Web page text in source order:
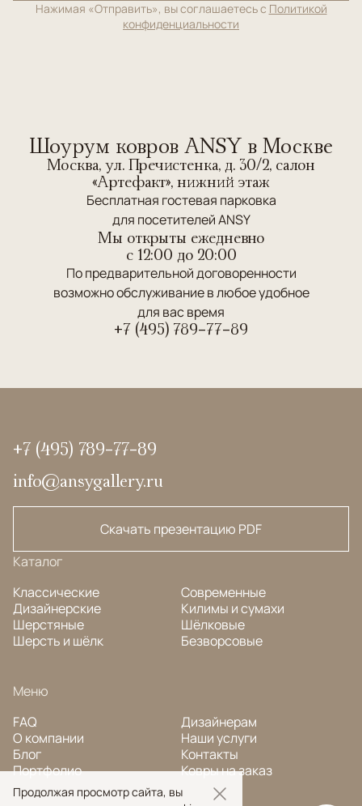
Нажимая «Отправить», вы соглашаетесь с Политикой
конфиденциальности
Шоурум ковров ANSY в Москве
Москва, ул. Пречистенка, д. 30/2, салон
«Артефакт», нижний этаж
Бесплатная гостевая парковка
для посетителей ANSY
Мы открыты ежедневно
c 12:00 до 20:00
По предварительной договоренности
возможно обслуживание в любое удобное
для вас время
+7 (495) 789-77-89
+7 (495) 789-77-89
info@ansygallery.ru
Скачать презентацию PDF
Каталог
Классические
Дизайнерские
Шерстяные
Шерсть и шёлк
Современные
Килимы и сумахи
Шёлковые
Безворсовые
Меню
FAQ
О компании
Блог
Портфолио
Дизайнерам
Наши услуги
Контакты
Ковры на заказ
Продолжая просмотр сайта, вы